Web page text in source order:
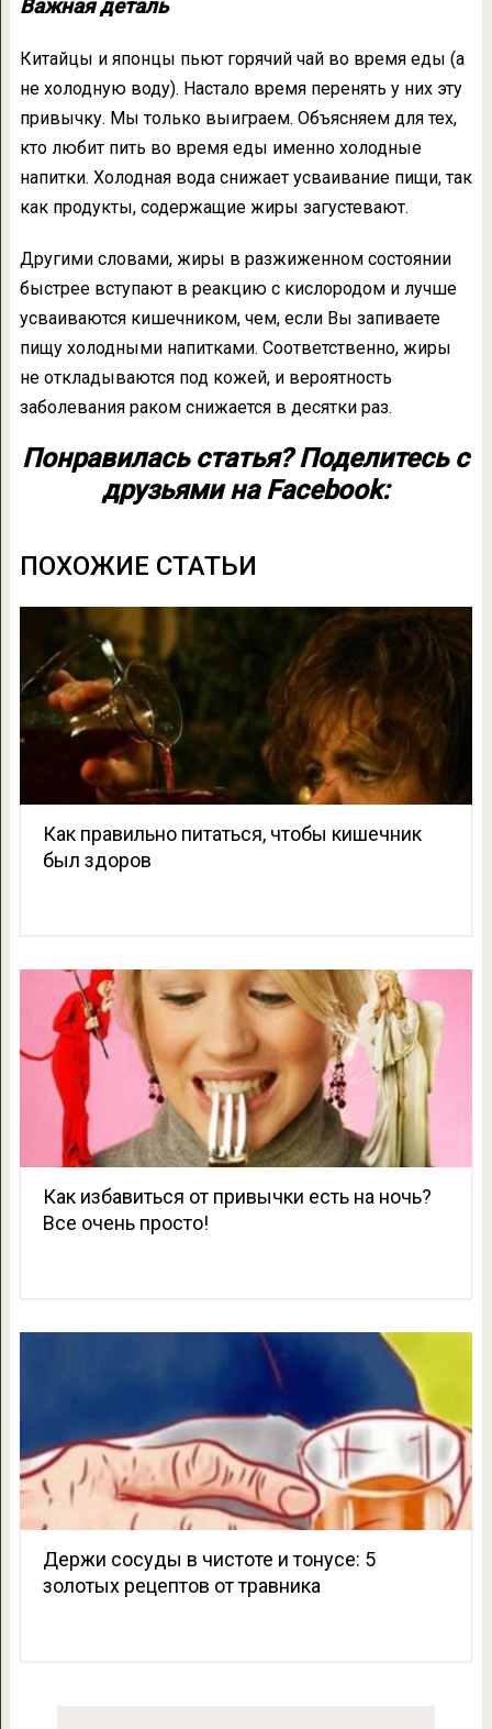
Важная деталь
Китайцы и японцы пьют горячий чай во время еды (а
не холодную воду). Настало время перенять у них эту
привычку. Мы только выиграем. Объясняем для тех,
кто любит пить во время еды именно холодные
напитки. Холодная вода снижает усваивание пищи, так
как продукты, содержащие жиры загустевают.
Другими словами, жиры в разжиженном состоянии
быстрее вступают в реакцию с кислородом и лучше
усваиваются кишечником, чем, если Вы запиваете
пищу холодными напитками. Соответственно, жиры
не откладываются под кожей, и вероятность
заболевания раком снижается в десятки раз.
Понравилась статья? Поделитесь с
друзьями на Facebook:
ПОХОЖИЕ СТАТЬИ
Как правильно питаться, чтобы кишечник
был здоров
Как избавиться от привычки есть на ночь?
Все очень просто!
Держи сосуды в чистоте и тонусе: 5
золотых рецептов от травника